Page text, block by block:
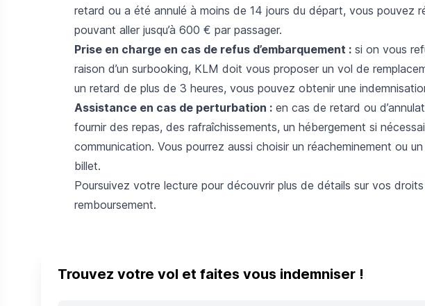
retard ou a été annulé à moins de 14 jours du départ, vous pouvez
pouvant aller jusqu’à 600 € par passager.
Prise en charge en cas de refus d’embarquement :si on vous
raison d’un surbooking, KLM doit vous proposer un vol de
un retard de plus de 3 heures, vous pouvez obtenir une
Assistance en cas de perturbation :en cas de retard ou
fournir des repas, des rafraîchissements, un hébergement si
communication. Vous pourrez aussi choisir un réacheminement ou
billet.
Poursuivez votre lecture pour découvrir plus de détails sur vos
remboursement.
Trouvez votre vol et faites vous indemniser !